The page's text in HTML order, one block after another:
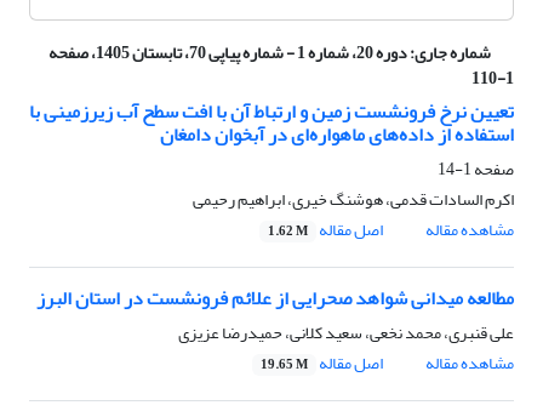
شماره جاری: دوره 20، شماره 1 - شماره پیاپی 70، تابستان 1405، صفحه
1-110
تعیین نرخ فرونشست زمین و ارتباط آن با افت سطح آب زیرزمینی با
استفاده از داده‌های ماهواره‌ای در آبخوان دامغان
صفحه1-14
اکرم السادات قدمی، هوشنگ خیری، ابراهیم رحیمی
مشاهده مقاله
اصل مقاله 1.62 M
مطالعه میدانی شواهد صحرایی از علائم فرونشست در استان البرز
علی قنبری، محمد نخعی، سعید کلانی، حمیدرضا عزیزی
مشاهده مقاله
اصل مقاله 19.65 M